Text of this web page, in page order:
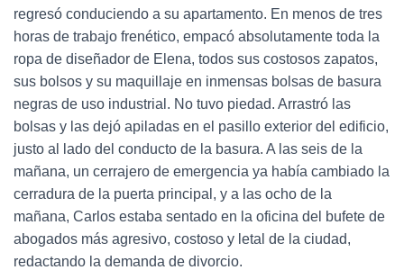
regresó conduciendo a su apartamento. En menos de tres
horas de trabajo frenético, empacó absolutamente toda la
ropa de diseñador de Elena, todos sus costosos zapatos,
sus bolsos y su maquillaje en inmensas bolsas de basura
negras de uso industrial. No tuvo piedad. Arrastró las
bolsas y las dejó apiladas en el pasillo exterior del edificio,
justo al lado del conducto de la basura. A las seis de la
mañana, un cerrajero de emergencia ya había cambiado la
cerradura de la puerta principal, y a las ocho de la
mañana, Carlos estaba sentado en la oficina del bufete de
abogados más agresivo, costoso y letal de la ciudad,
redactando la demanda de divorcio.